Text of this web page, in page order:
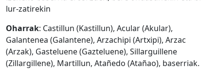
lur-zatirekin
Oharrak: Castillun (Kastillun), Acular (Akular),
Galantenea (Galantene), Arzachipi (Artxipi), Arzac
(Arzak), Gasteluene (Gazteluene), Sillarguillene
(Zillargillene), Martillun, Atañedo (Atañao), baserriak.